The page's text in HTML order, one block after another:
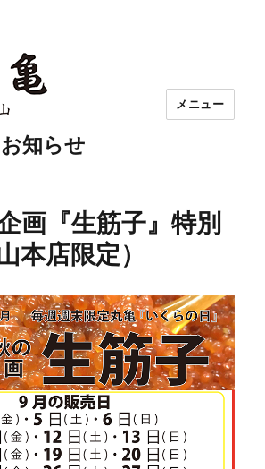
知らせ
メニュー
画『生筋子』特別
本店限定）